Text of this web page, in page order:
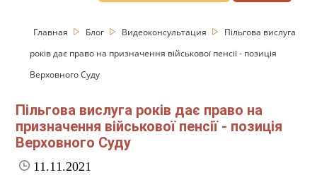
Главная Блог Видеоконсультация
Пільгова вислуга
років дає право на призначення військової пенсії - позиція
Верховного Суду
Пільгова вислуга років дає право на
призначення військової пенсії - позиція
Верховного Суду
11.11.2021